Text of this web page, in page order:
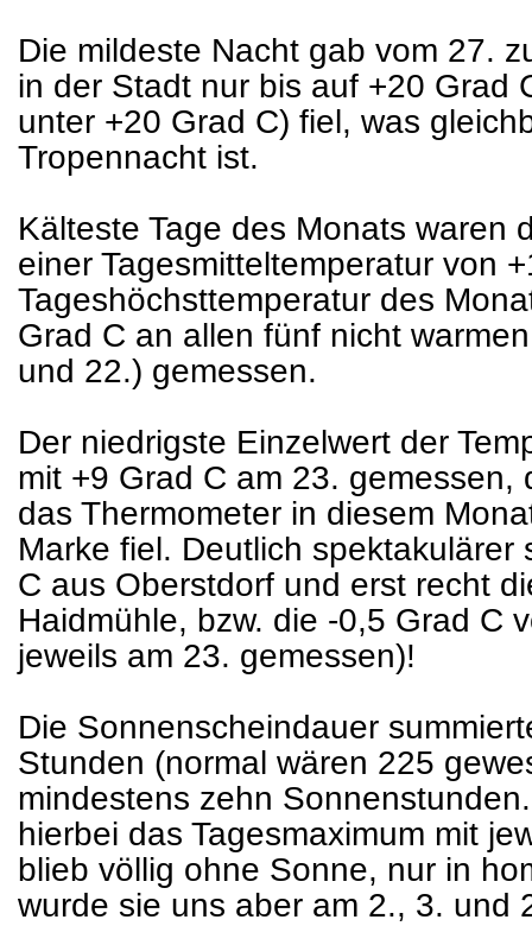
Die mildeste Nacht gab vom 27.
in der Stadt nur bis auf +20 Grad
unter +20 Grad C) fiel, was
Tropennacht ist.
Kälteste Tage des Monats waren
einer Tagesmitteltemperatur von
Tageshöchsttemperatur des
Grad C an allen fünf nicht
und 22.) gemessen.
Der niedrigste Einzelwert der
mit +9 Grad C am 23. gemessen,
das Thermometer in diesem
Marke fiel. Deutlich
C aus Oberstdorf und erst recht
Haidmühle, bzw. die -0,5 Grad C
jeweils am 23. gemessen)!
Die Sonnenscheindauer
Stunden (normal wären 225
mindestens zehn
hierbei das Tagesmaximum mit
blieb völlig ohne Sonne, nur in
wurde sie uns aber am 2., 3. und